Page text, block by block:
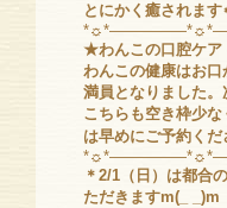
とにかく癒されます
★わんこの口腔ケア
わんこの健康はお
満員となりました。
こちらも空き枠少
は早めにご予約くだ
＊2/1（日）は都合
ただきますm(_ _)m